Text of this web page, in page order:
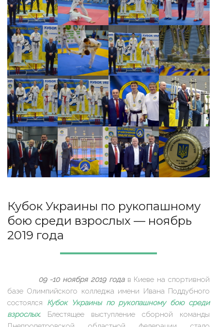
Кубок Украины по рукопашному
бою среди взрослых — ноябрь
2019 года
09 -10 ноября 2019 годав Киеве на спортивной
базе Олимпийского колледжа имени Ивана Поддубного
состоялся Кубок Украины по рукопашному бою среди
взрослых. Блестящее выступление сборной команды